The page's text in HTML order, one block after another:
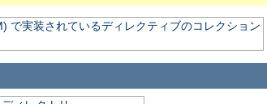
で実装されているディレクティブのコレクション